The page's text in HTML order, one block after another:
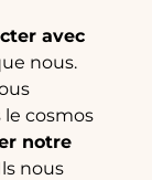
avec
nous.
cosmos
notre
nous